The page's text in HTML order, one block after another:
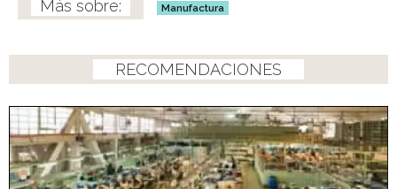
Manufactura
RECOMENDACIONES